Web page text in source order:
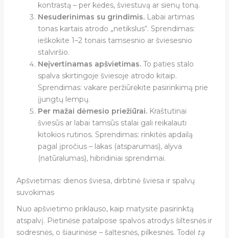
kontrastą – per kėdes, šviestuvą ar sienų toną.
Nesuderinimas su grindimis.Labai artimas
tonas kartais atrodo „netikslus“. Sprendimas:
ieškokite 1–2 tonais tamsesnio ar šviesesnio
stalviršio.
Neįvertinamas apšvietimas.To paties stalo
spalva skirtingoje šviesoje atrodo kitaip.
Sprendimas: vakare peržiūrėkite pasirinkimą prie
įjungtų lempų.
Per mažai dėmesio priežiūrai.Kraštutinai
šviesūs ar labai tamsūs stalai gali reikalauti
kitokios rutinos. Sprendimas: rinkitės apdailą
pagal įpročius – lakas (atsparumas), alyva
(natūralumas), hibridiniai sprendimai.
Apšvietimas: dienos šviesa, dirbtinė šviesa ir spalvų
suvokimas
Nuo apšvietimo priklauso, kaip matysite pasirinktą
atspalvį. Pietinėse patalpose spalvos atrodys šiltesnės ir
sodresnės, o šiaurinėse – šaltesnės, pilkesnės. Todėl tą